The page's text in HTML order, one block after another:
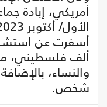
أمريكي، إبادة
ألف فلسطيني،
شخص.